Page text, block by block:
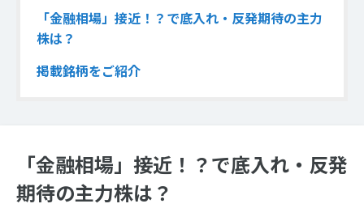
「金融相場」接近！？で底入れ・反発期待の主力
株は？
掲載銘柄をご紹介
「金融相場」接近！？で底入れ・反発
期待の主力株は？